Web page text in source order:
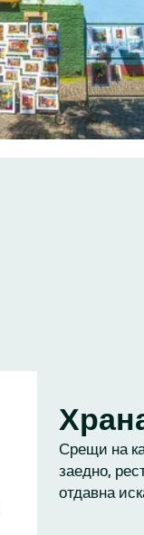
Срещи на
заедно,
отдавна